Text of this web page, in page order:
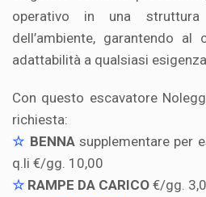
operativo in una
dell’ambiente, garantendo
adattabilità a qualsiasi esigenza.
Con questo escavatore
richiesta:
☆ BENNAsupplementare per
q.li €/gg. 10,00
☆ RAMPE DA CARICO €/gg.